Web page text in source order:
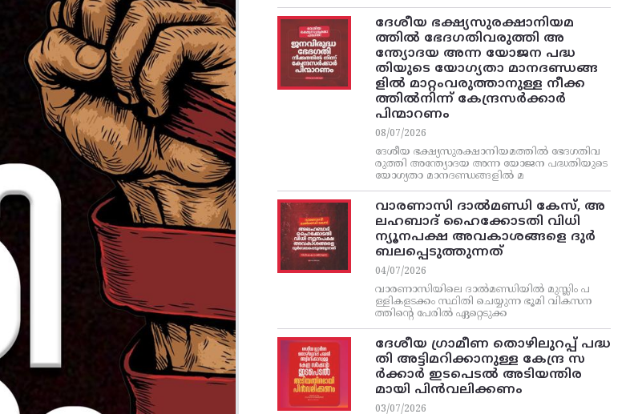
ദേശീയ ഭക്ഷ്യസുരക്ഷാനിയമ
ത്തിൽ ഭേദഗതിവരുത്തി അ
ന്ത്യോദയ അന്ന യോജന പദ്ധ
തിയുടെ യോഗ്യതാ മാനദണ്ഡങ്ങ
ളിൽ മാറ്റംവരുത്താനുള്ള നീക്ക
ത്തിൽനിന്ന്‌ കേന്ദ്രസർക്കാർ
പിന്മാറണം
08/07/2026
ദേശീയ ഭക്ഷ്യസുരക്ഷാനിയമത്തിൽ ഭേദഗതിവ
രുത്തി അന്ത്യോദയ അന്ന യോജന പദ്ധതിയുടെ
യോഗ്യതാ മാനദണ്ഡങ്ങളിൽ മ
വാരണാസി ദാൽമണ്ഡി കേസ്, അ
ലഹബാദ് ഹൈക്കോടതി വിധി
ന്യൂനപക്ഷ അവകാശങ്ങളെ ദുർ
ബലപ്പെടുത്തുന്നത്
04/07/2026
വാരണാസിയിലെ ദാൽമണ്ഡിയിൽ മുസ്ലിം പ
ള്ളികളടക്കം സ്ഥിതി ചെയ്യുന്ന ഭൂമി വികസന
ത്തിന്റെ പേരിൽ ഏറ്റെടുക്ക
ദേശീയ ഗ്രാമീണ തൊഴിലുറപ്പ്‌ പദ്ധ
തി അട്ടിമറിക്കാനുള്ള കേന്ദ്ര സ
ര്‍ക്കാര്‍ ഇടപെടല്‍ അടിയന്തിര
മായി പിന്‍വലിക്കണം
03/07/2026